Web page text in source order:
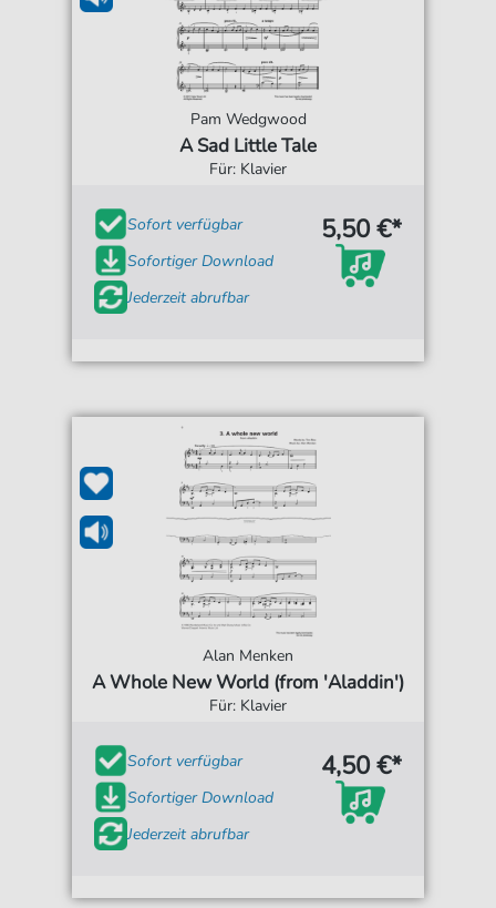
Pam Wedgwood
A Sad Little Tale
Für: Klavier
Sofort verfügbar
Sofortiger Download
Jederzeit abrufbar
5,50 €*
Alan Menken
A Whole New World (from 'Aladdin')
Für: Klavier
Sofort verfügbar
Sofortiger Download
Jederzeit abrufbar
4,50 €*